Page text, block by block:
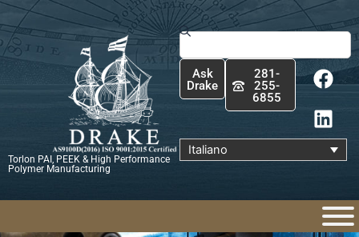
Vai
al
contenuto
Torlon PAI, PEEK & High Performance
Polymer Manufacturing
Cerca
Ask
Drake
281-
255-
6855
F
a
c
e
b
o
k
L
i
n
k
e
d
n
Italiano